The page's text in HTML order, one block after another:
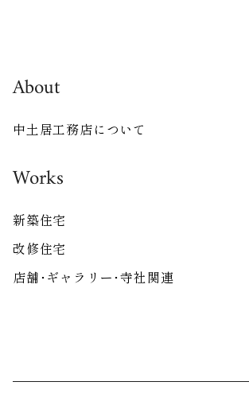
About
中土居工務店について
Works
新築住宅
改修住宅
店舗･ギャラリー･寺社関連